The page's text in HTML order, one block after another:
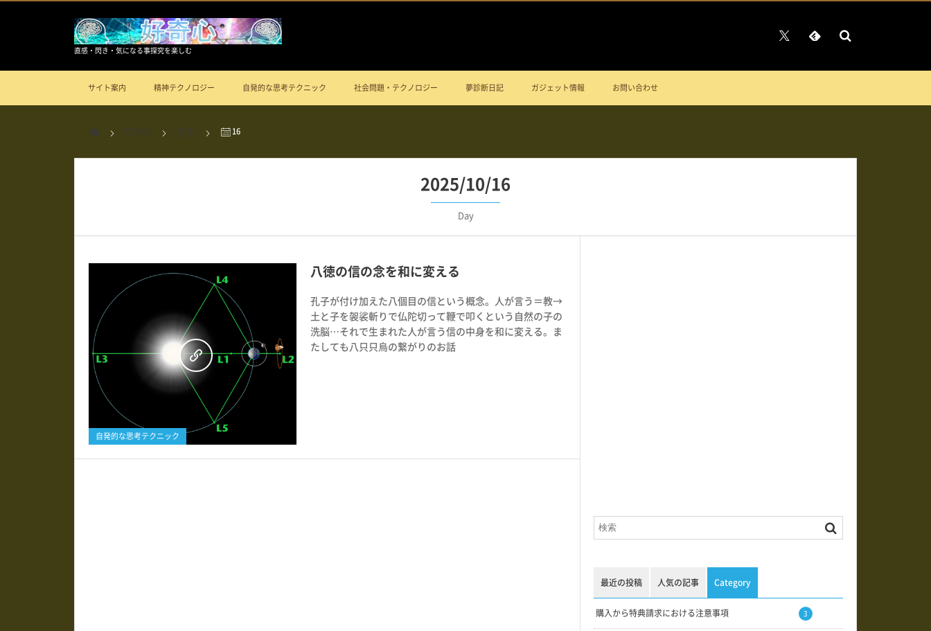
直感・閃き・気になる事探究を楽しむ
サイト案内 精神テクノロジー 自発的な思考テクニック 社会問題・テクノロジー 夢診断日記 ガジェット情報 お問い合わせ
2025 10 16
2025/10/16
Day
自発的な思考テクニック
八徳の信の念を和に変える
孔子が付け加えた八個目の信という概念。人が言う＝教→
土と子を袈裟斬りで仏陀切って鞭で叩くという自然の子の
洗脳…それで生まれた人が言う信の中身を和に変える。ま
たしても八只只烏の繋がりのお話
最近の投稿 人気の記事 Category
購入から特典請求における注意事項 3